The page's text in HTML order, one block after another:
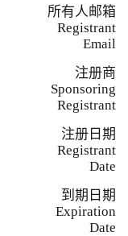
所有人邮箱
Registrant
Email
注册商
Sponsoring
Registrant
注册日期
Registrant
Date
到期日期
Expiration
Date